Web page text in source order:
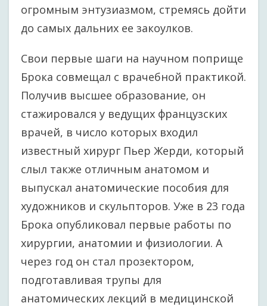
огромным энтузиазмом, стремясь дойти
до самых дальних ее закоулков.
Свои первые шаги на научном поприще
Брока совмещал с врачебной практикой.
Получив высшее образование, он
стажировался у ведущих французских
врачей, в число которых входил
известный хирург Пьер Жерди, который
слыл также отличным анатомом и
выпускал анатомические пособия для
художников и скульпторов. Уже в 23 года
Брока опубликовал первые работы по
хирургии, анатомии и физиологии. А
через год он стал прозектором,
подготавливая трупы для
анатомических лекций в медицинской